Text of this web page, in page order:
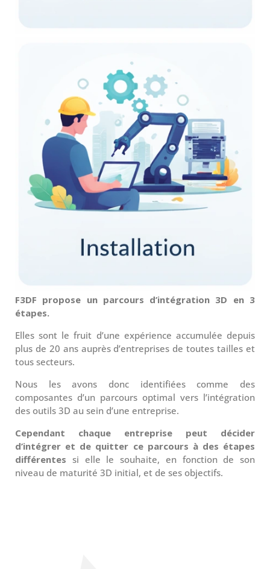
F3DF propose un parcours d’intégration 3D en 3
étapes.
Elles sont le fruit d’une expérience accumulée depuis
plus de 20 ans auprès d’entreprises de toutes tailles et
tous secteurs.
Nous les avons donc identifiées comme des
composantes d’un parcours optimal vers l’intégration
des outils 3D au sein d’une entreprise.
Cependant chaque entreprise peut décider
d’intégrer et de quitter ce parcours à des étapes
différentes si elle le souhaite, en fonction de son
niveau de maturité 3D initial, et de ses objectifs.